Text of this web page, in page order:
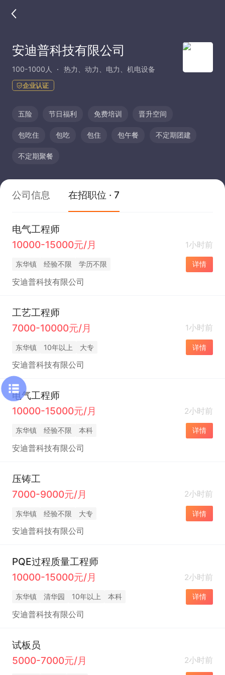
安迪普科技有限公司
100-1000人 热力、动力、电力、机电设备
企业认证
五险 节日福利 免费培训 晋升空间
包吃住 包吃 包住 包午餐 不定期团建
不定期聚餐
公司信息 在招职位 · 7
电气工程师
10000-15000元/月
1小时前
东华镇 经验不限 学历不限 详情
安迪普科技有限公司
工艺工程师
7000-10000元/月
1小时前
东华镇 10年以上 大专 详情
安迪普科技有限公司
电气工程师
10000-15000元/月
2小时前
东华镇 经验不限 本科 详情
安迪普科技有限公司
压铸工
7000-9000元/月
2小时前
东华镇 经验不限 大专 详情
安迪普科技有限公司
PQE过程质量工程师
10000-15000元/月
2小时前
东华镇 清华园 10年以上 本科 详情
安迪普科技有限公司
试板员
5000-7000元/月
2小时前